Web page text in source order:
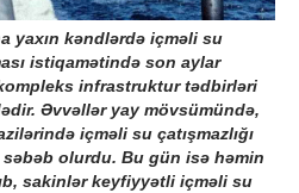
yaxın kəndlərdə içməli su
istiqamətində son aylar
infrastruktur tədbirləri
Əvvəllər yay mövsümündə,
içməli su çatışmazlığı
səbəb olurdu. Bu gün isə həmin
sakinlər keyfiyyətli içməli su